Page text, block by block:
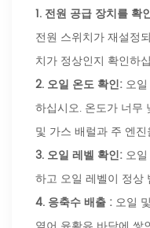
1. 전원 공급 장치를 확
전원 스위치가 재설정
치가 정상인지 확인하
2. 오일 온도 확인: 오
하십시오. 온도가 너무
및 가스 배럴과 주 엔
3. 오일 레벨 확인: 오
하고 오일 레벨이 정상
4. 응축수 배출 : 오일